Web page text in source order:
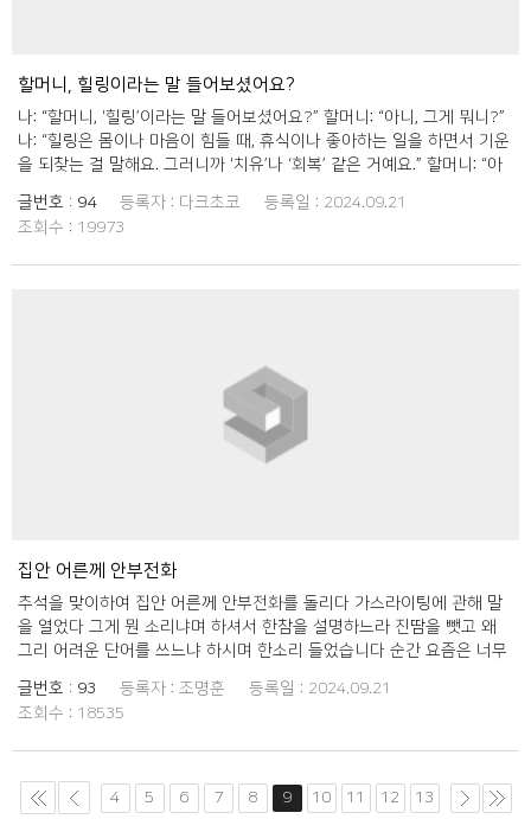
할머니, 힐링이라는 말 들어보셨어요?
나: “할머니, '힐링’이라는 말 들어보셨어요?” 할머니: “아니, 그게 뭐니?”
나: “힐링은 몸이나 마음이 힘들 때, 휴식이나 좋아하는 일을 하면서 기운
을 되찾는 걸 말해요. 그러니까 '치유’나 ‘회복’ 같은 거예요.” 할머니: “아
석 때 맛있는 거 사서 찾아뵐게요!” 할머니: “그래, 그때 보자.” 할머니와
대화를 나누면서, 세대 간의 언어 차이를 느낄 수 있었어요. 외래어가 많
아지면서 의사소통이 어려워질 수 있다는 생각이 들었고, 앞으로는 쉬운
글번호 : 94 등록자 : 다크초코 등록일 : 2024.09.21
조회수 : 19973
집안 어른께 안부전화
추석을 맞이하여 집안 어른께 안부전화를 돌리다 가스라이팅에 관해 말
을 열었다 그게 뭔 소리냐며 하셔서 한참을 설명하느라 진땀을 뺏고 왜
그리 어려운 단어를 쓰느냐 하시며 한소리 들었습니다 순간 요즘은 너무
나떄는 말이야 프로그램이 참으로 유익했습니다
글번호 : 93 등록자 : 조명훈 등록일 : 2024.09.21
조회수 : 18535
4 5 6 7 8 9 10 11 12 13